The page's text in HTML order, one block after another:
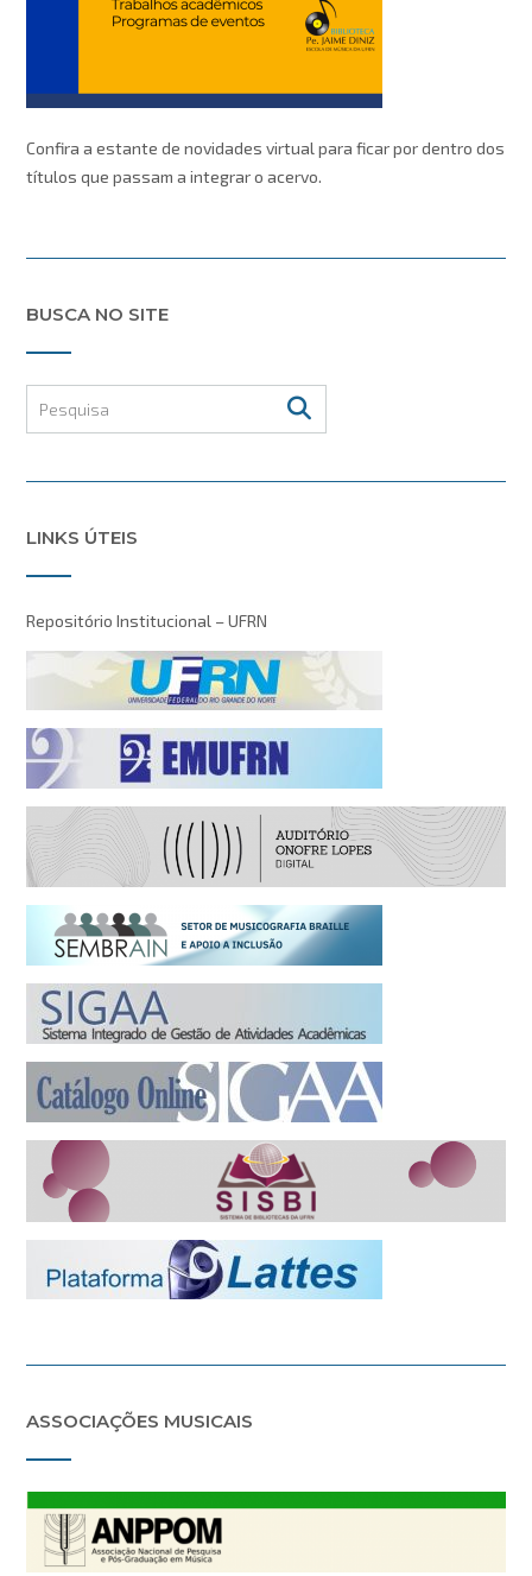
Confira a estante de novidades virtual para ficar por dentro dos
títulos que passam a integrar o acervo.
BUSCA NO SITE
LINKS ÚTEIS
Repositório Institucional – UFRN
ASSOCIAÇÕES MUSICAIS